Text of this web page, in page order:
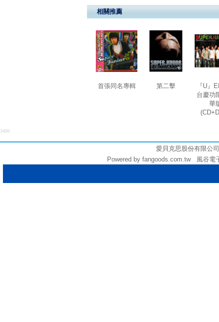
相關推薦
首張同名專輯 第二擊
『U』
台慶功
華
3400
愛貝克思股份有限
Powered by fangoods.com.tw 風谷電子商